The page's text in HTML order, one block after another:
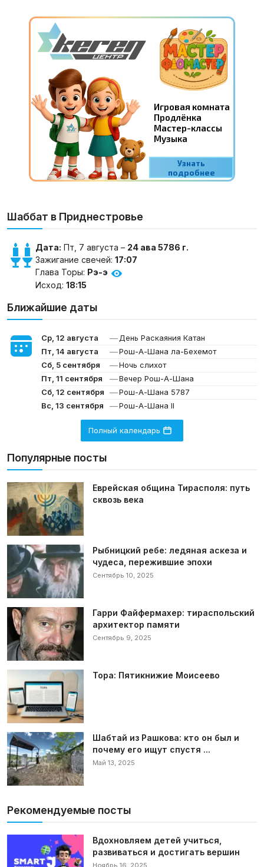
Шаббат в Приднестровье
Дата: Пт, 7 августа – 24 ава 5786 г.
Зажигание свечей: 17:07
Глава Торы: Рэ-э
Исход: 18:15
Ближайшие даты
Ср, 12 августа — День Раскаяния Катан
Пт, 14 августа
—Рош-А-Шана ла-Бехемот
Сб, 5 сентября
—Ночь слихот
Пт, 11 сентября
—Вечер Рош-А-Шана
Сб, 12 сентября
—Рош-А-Шана 5787
Вс, 13 сентября
—Рош-А-Шана II
Полный календарь
Популярные посты
Еврейская община Тирасполя: путь
сквозь века
Рыбницкий ребе: ледяная аскеза и
чудеса, пережившие эпохи
Сентябрь 10, 2025
Гарри Файфермахер: тираспольский
архитектор памяти
Сентябрь 9, 2025
Тора: Пятикнижие Моисеево
Шабтай из Рашкова: кто он был и
почему его ищут спустя ...
Май 13, 2025
Рекомендуемые посты
Вдохновляем детей учиться,
развиваться и достигать вершин
Ноябрь 16, 2025